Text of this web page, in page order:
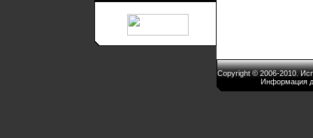
Copyright © 2006-2010.
Информация